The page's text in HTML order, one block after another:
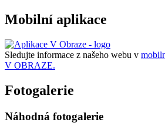
Mobilní aplikace
Sledujte informace z našeho webu v
V OBRAZE.
Fotogalerie
Náhodná fotogalerie